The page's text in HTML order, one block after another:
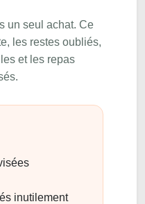
un seul achat. Ce
les restes oubliés,
et les repas
inutilement